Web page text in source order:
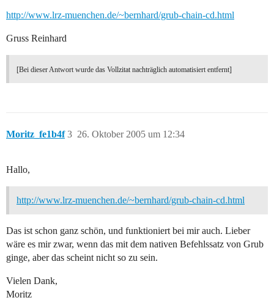
http://www.lrz-muenchen.de/~bernhard/grub-chain-cd.html
Gruss Reinhard
[Bei dieser Antwort wurde das Vollzitat nachträglich automatisiert entfernt]
Moritz_fe1b4f 26. Oktober 2005 um 12:34
3
Hallo,
http://www.lrz-muenchen.de/~bernhard/grub-chain-cd.html
Das ist schon ganz schön, und funktioniert bei mir auch. Lieber
wäre es mir zwar, wenn das mit dem nativen Befehlssatz von Grub
ginge, aber das scheint nicht so zu sein.
Vielen Dank,
Moritz